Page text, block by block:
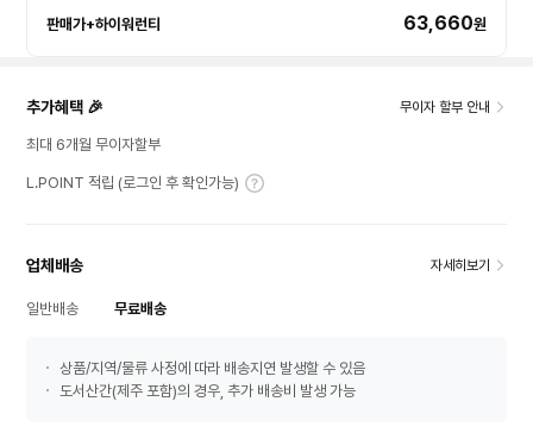
판매가+하이워런티 63,660원
추가혜택 🎉 무이자 할부 안내
최대 6개월 무이자할부
L.POINT 적립 (로그인 후 확인가능)
업체배송 자세히보기
일반배송 무료배송
상품/지역/물류 사정에 따라 배송지연 발생할 수 있음
도서산간(제주 포함)의 경우, 추가 배송비 발생 가능